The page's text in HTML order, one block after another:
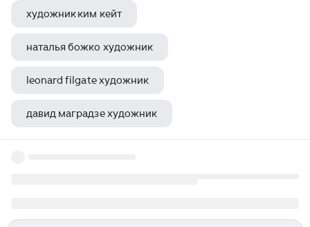
художник ким кейт
наталья божко художник
leonard filgate художник
давид маградзе художник